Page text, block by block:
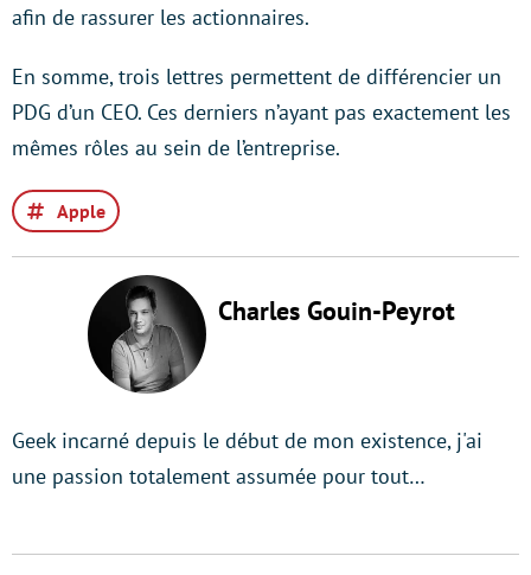
afin de rassurer les actionnaires.
En somme, trois lettres permettent de différencier un
PDG d’un CEO. Ces derniers n’ayant pas exactement les
mêmes rôles au sein de l’entreprise.
Apple
Charles Gouin-Peyrot
Geek incarné depuis le début de mon existence, j'ai
une passion totalement assumée pour tout…